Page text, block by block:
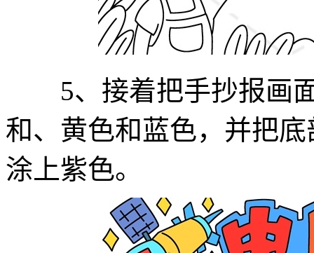
5、接着把手抄报画面
和、黄色和蓝色，并把
涂上紫色。